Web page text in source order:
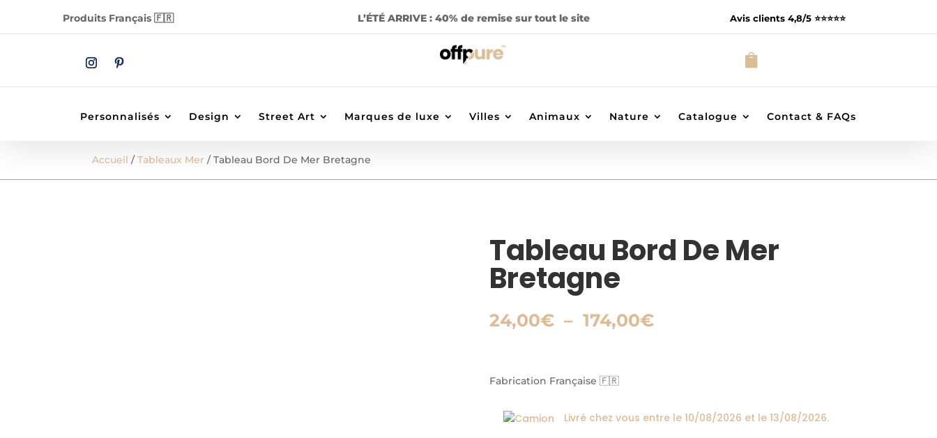
Produits Français 🇫🇷 L’ÉTÉ ARRIVE : 40% de remise sur tout le site Avis clients 4,8/5 ⭐️⭐️⭐️⭐️⭐️

Personnalisés Design Street Art Marques de luxe Villes Animaux Nature Catalogue Contact & FAQs
Accueil /Tableaux Mer / Tableau Bord De Mer Bretagne
Tableau Bord De Mer
Bretagne
24,00€ – 174,00€Plage
Fabrication Française 🇫🇷
Livré chez vous entre le10/08/2026 et le13/08/2026.